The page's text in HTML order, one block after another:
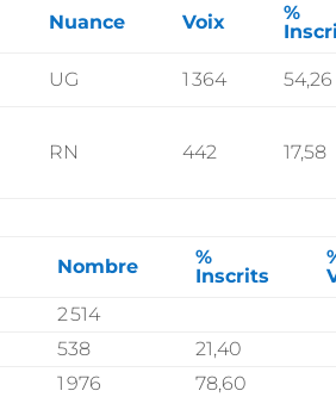
Nuance Voix
%
UG 1 364
54,26
RN 442 17,58
Nombre
%
Inscrits
2 514
538
21,40
1 976
78,60